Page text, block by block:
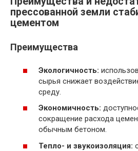
прессованной земли
цементом
Преимущества
Экологичность:
сырья снижает
среду.
Экономичность:
сокращение расхода
обычным бетоном.
Тепло- и звукоизоляция: